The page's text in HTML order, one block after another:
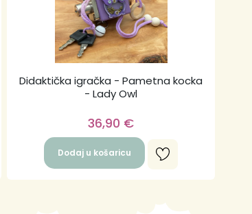
Didaktička igračka - Pametna kocka
- Lady Owl
36,90 €
Dodaj u košaricu